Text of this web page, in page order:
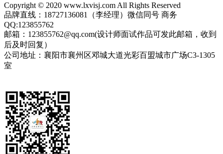
Copyright © 2020 www.lxvisj.com All Rights Reserved
品牌直线：18727136081（李经理）微信同号 商务
QQ:123855762
邮箱：123855762@qq.com(设计师面试作品可发此邮箱，收到
后及时回复）
公司地址：襄阳市襄州区邓城大道光彩百盟城市广场C3-1305
室